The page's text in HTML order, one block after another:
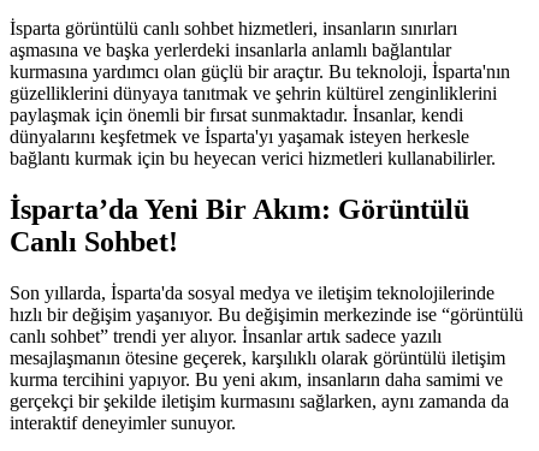
İsparta görüntülü canlı sohbet hizmetleri, insanların sınırları
aşmasına ve başka yerlerdeki insanlarla anlamlı bağlantılar
kurmasına yardımcı olan güçlü bir araçtır. Bu teknoloji, İsparta'nın
güzelliklerini dünyaya tanıtmak ve şehrin kültürel zenginliklerini
paylaşmak için önemli bir fırsat sunmaktadır. İnsanlar, kendi
dünyalarını keşfetmek ve İsparta'yı yaşamak isteyen herkesle
bağlantı kurmak için bu heyecan verici hizmetleri kullanabilirler.
İsparta’da Yeni Bir Akım: Görüntülü
Canlı Sohbet!
Son yıllarda, İsparta'da sosyal medya ve iletişim teknolojilerinde
hızlı bir değişim yaşanıyor. Bu değişimin merkezinde ise “görüntülü
canlı sohbet” trendi yer alıyor. İnsanlar artık sadece yazılı
mesajlaşmanın ötesine geçerek, karşılıklı olarak görüntülü iletişim
kurma tercihini yapıyor. Bu yeni akım, insanların daha samimi ve
gerçekçi bir şekilde iletişim kurmasını sağlarken, aynı zamanda da
interaktif deneyimler sunuyor.